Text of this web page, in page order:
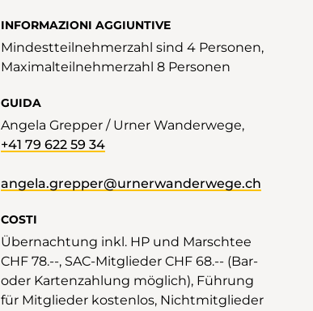
INFORMAZIONI AGGIUNTIVE
Mindestteilnehmerzahl sind 4 Personen,
Maximalteilnehmerzahl 8 Personen
GUIDA
Angela Grepper / Urner Wanderwege,
+41 79 622 59 34
angela.grepper@urnerwanderwege.ch
COSTI
Übernachtung inkl. HP und Marschtee
CHF 78.--, SAC-Mitglieder CHF 68.-- (Bar-
oder Kartenzahlung möglich), Führung
für Mitglieder kostenlos, Nichtmitglieder